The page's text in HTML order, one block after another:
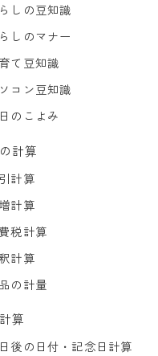
長寿祝い計算
しの豆知識
しのマナー
て豆知識
コン豆知識
のこよみ
計算
計算
計算
税計算
計算
の計量
算
後の日付・記念日計算